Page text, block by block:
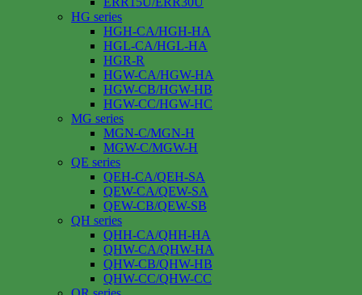
HG series
HGH-CA/HGH-HA
HGL-CA/HGL-HA
HGR-R
HGW-CA/HGW-HA
HGW-CB/HGW-HB
HGW-CC/HGW-HC
MG series
MGN-C/MGN-H
MGW-C/MGW-H
QE series
QEH-CA/QEH-SA
QEW-CA/QEW-SA
QEW-CB/QEW-SB
QH series
QHH-CA/QHH-HA
QHW-CA/QHW-HA
QHW-CB/QHW-HB
QHW-CC/QHW-CC